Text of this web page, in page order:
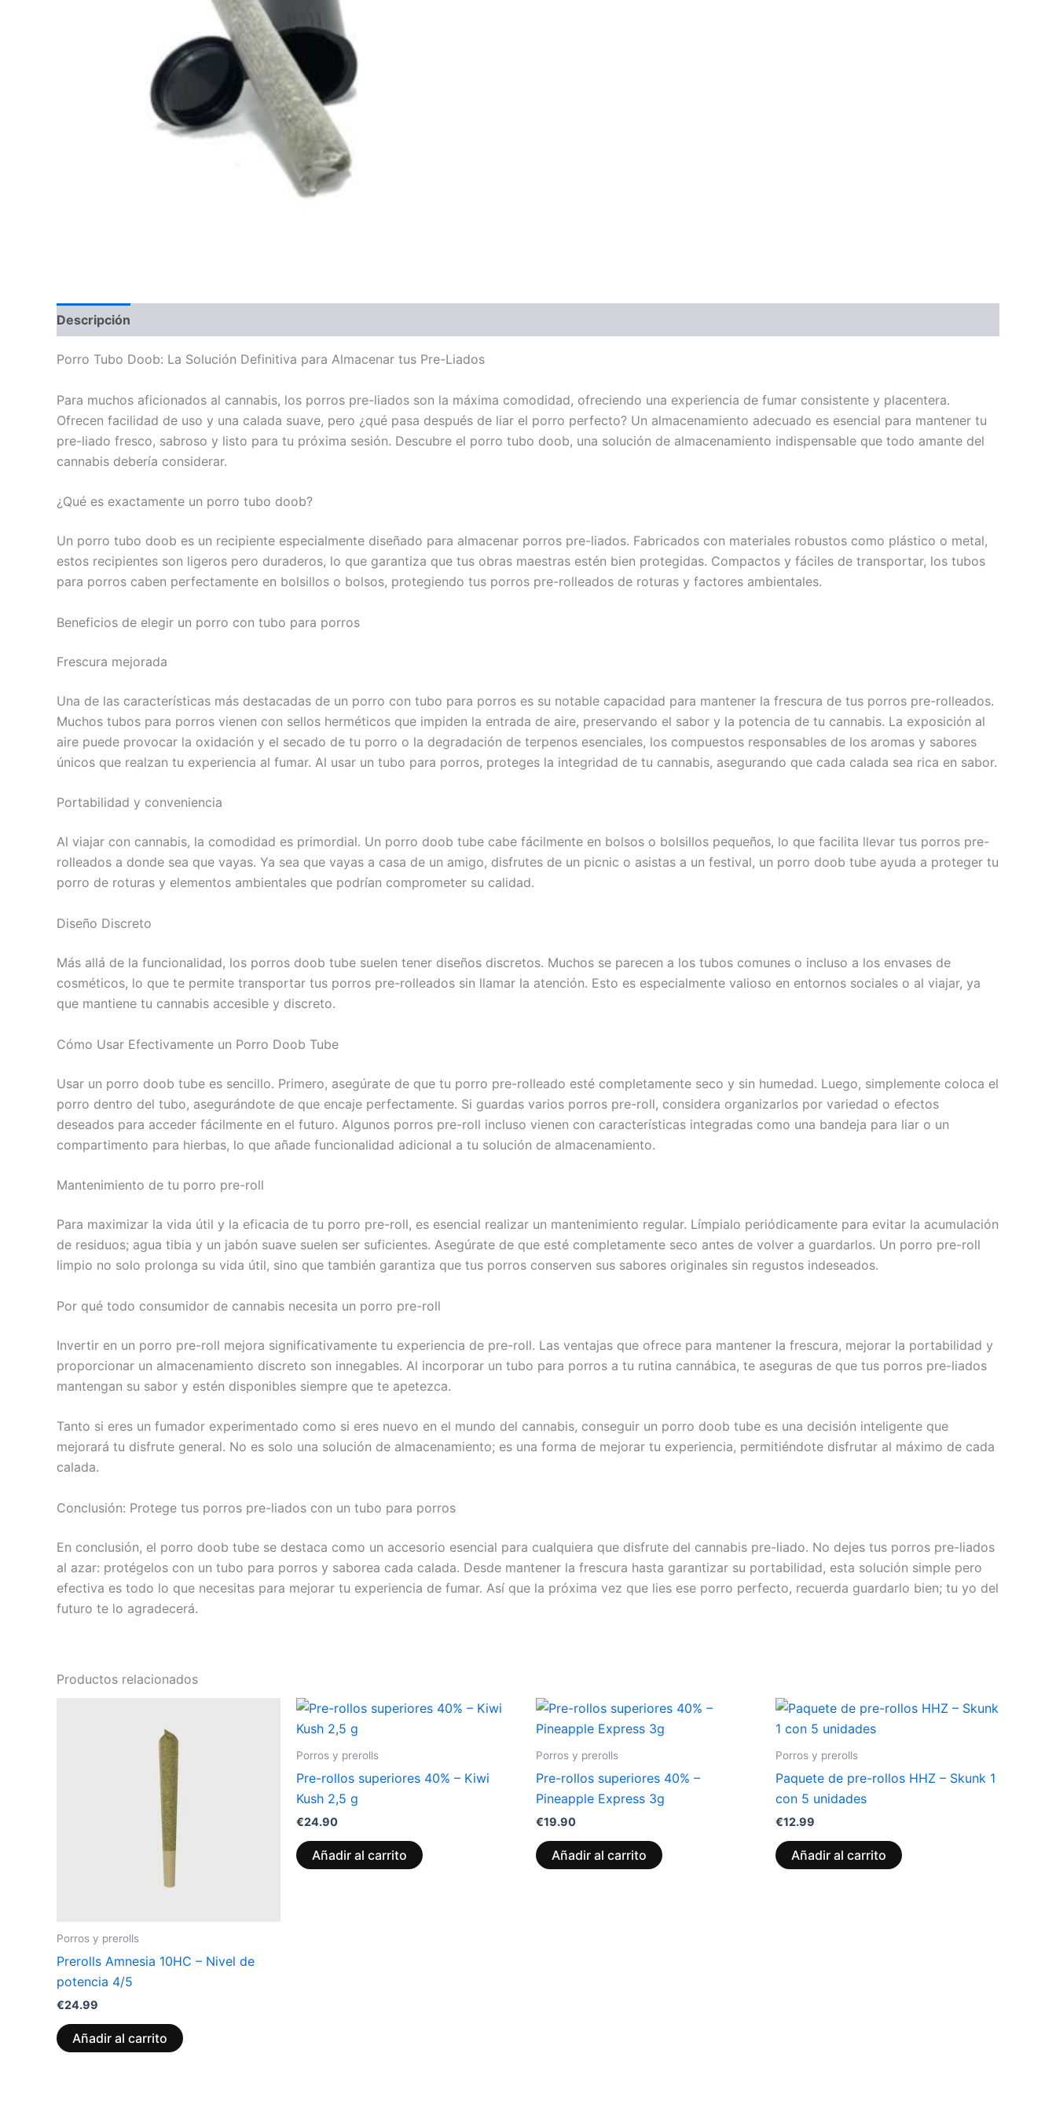
Descripción
Porro Tubo Doob: La Solución Definitiva para Almacenar tus Pre-Liados
Para muchos aficionados al cannabis, los porros pre-liados son la máxima comodidad, ofreciendo una experiencia de fumar consistente y placentera.
Ofrecen facilidad de uso y una calada suave, pero ¿qué pasa después de liar el porro perfecto? Un almacenamiento adecuado es esencial para mantener tu
pre-liado fresco, sabroso y listo para tu próxima sesión. Descubre el porro tubo doob, una solución de almacenamiento indispensable que todo amante del
cannabis debería considerar.
¿Qué es exactamente un porro tubo doob?
Un porro tubo doob es un recipiente especialmente diseñado para almacenar porros pre-liados. Fabricados con materiales robustos como plástico o metal,
estos recipientes son ligeros pero duraderos, lo que garantiza que tus obras maestras estén bien protegidas. Compactos y fáciles de transportar, los tubos
para porros caben perfectamente en bolsillos o bolsos, protegiendo tus porros pre-rolleados de roturas y factores ambientales.
Beneficios de elegir un porro con tubo para porros
Frescura mejorada
Una de las características más destacadas de un porro con tubo para porros es su notable capacidad para mantener la frescura de tus porros pre-rolleados.
Muchos tubos para porros vienen con sellos herméticos que impiden la entrada de aire, preservando el sabor y la potencia de tu cannabis. La exposición al
aire puede provocar la oxidación y el secado de tu porro o la degradación de terpenos esenciales, los compuestos responsables de los aromas y sabores
únicos que realzan tu experiencia al fumar. Al usar un tubo para porros, proteges la integridad de tu cannabis, asegurando que cada calada sea rica en sabor.
Portabilidad y conveniencia
Al viajar con cannabis, la comodidad es primordial. Un porro doob tube cabe fácilmente en bolsos o bolsillos pequeños, lo que facilita llevar tus porros pre-
rolleados a donde sea que vayas. Ya sea que vayas a casa de un amigo, disfrutes de un picnic o asistas a un festival, un porro doob tube ayuda a proteger tu
porro de roturas y elementos ambientales que podrían comprometer su calidad.
Diseño Discreto
Más allá de la funcionalidad, los porros doob tube suelen tener diseños discretos. Muchos se parecen a los tubos comunes o incluso a los envases de
cosméticos, lo que te permite transportar tus porros pre-rolleados sin llamar la atención. Esto es especialmente valioso en entornos sociales o al viajar, ya
que mantiene tu cannabis accesible y discreto.
Cómo Usar Efectivamente un Porro Doob Tube
Usar un porro doob tube es sencillo. Primero, asegúrate de que tu porro pre-rolleado esté completamente seco y sin humedad. Luego, simplemente coloca el
porro dentro del tubo, asegurándote de que encaje perfectamente. Si guardas varios porros pre-roll, considera organizarlos por variedad o efectos
deseados para acceder fácilmente en el futuro. Algunos porros pre-roll incluso vienen con características integradas como una bandeja para liar o un
compartimento para hierbas, lo que añade funcionalidad adicional a tu solución de almacenamiento.
Mantenimiento de tu porro pre-roll
Para maximizar la vida útil y la eficacia de tu porro pre-roll, es esencial realizar un mantenimiento regular. Límpialo periódicamente para evitar la acumulación
de residuos; agua tibia y un jabón suave suelen ser suficientes. Asegúrate de que esté completamente seco antes de volver a guardarlos. Un porro pre-roll
limpio no solo prolonga su vida útil, sino que también garantiza que tus porros conserven sus sabores originales sin regustos indeseados.
Por qué todo consumidor de cannabis necesita un porro pre-roll
Invertir en un porro pre-roll mejora significativamente tu experiencia de pre-roll. Las ventajas que ofrece para mantener la frescura, mejorar la portabilidad y
proporcionar un almacenamiento discreto son innegables. Al incorporar un tubo para porros a tu rutina cannábica, te aseguras de que tus porros pre-liados
mantengan su sabor y estén disponibles siempre que te apetezca.
Tanto si eres un fumador experimentado como si eres nuevo en el mundo del cannabis, conseguir un porro doob tube es una decisión inteligente que
mejorará tu disfrute general. No es solo una solución de almacenamiento; es una forma de mejorar tu experiencia, permitiéndote disfrutar al máximo de cada
calada.
Conclusión: Protege tus porros pre-liados con un tubo para porros
En conclusión, el porro doob tube se destaca como un accesorio esencial para cualquiera que disfrute del cannabis pre-liado. No dejes tus porros pre-liados
al azar: protégelos con un tubo para porros y saborea cada calada. Desde mantener la frescura hasta garantizar su portabilidad, esta solución simple pero
efectiva es todo lo que necesitas para mejorar tu experiencia de fumar. Así que la próxima vez que lies ese porro perfecto, recuerda guardarlo bien; tu yo del
futuro te lo agradecerá.
Productos relacionados
Porros y prerolls
Prerolls Amnesia 10HC – Nivel de
potencia 4/5
€24.99
Añadir al carrito
Porros y prerolls
Pre-rollos superiores 40% – Kiwi
Kush 2,5 g
€24.90
Añadir al carrito
Porros y prerolls
Pre-rollos superiores 40% –
Pineapple Express 3g
€19.90
Añadir al carrito
Porros y prerolls
Paquete de pre-rollos HHZ – Skunk 1
con 5 unidades
€12.99
Añadir al carrito